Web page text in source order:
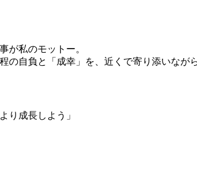
が私のモットー。
の自負と「成幸」を、近くで寄り添いなが
り成長しよう」